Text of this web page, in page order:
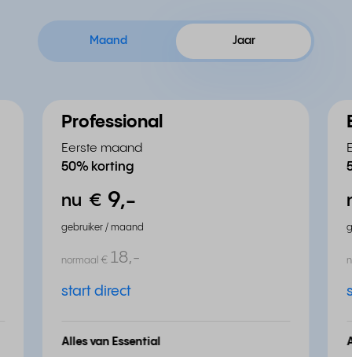
Maand Jaar
Professional
Eerste maand
50% korting
nu € 9,-
gebruiker / maand
normaal € 18,-
start direct
Alles van Essential